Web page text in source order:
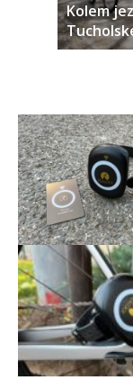
Kolem